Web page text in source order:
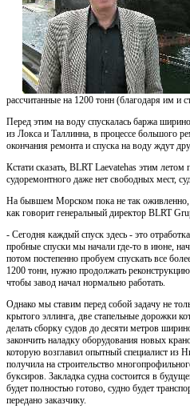
рассчитанные на 1200 тонн (благодаря им и
Перед этим на воду спускалась баржа
из Локса и Таллинна, в процессе большого
окончания ремонта и спуска на воду ждут
Кстати сказать, BLRT Laevatehas этим
судоремонтного даже нет свободных мест,
На бывшем Морском пока не так оживленно,
как говорит генеральный директор BLRT
- Сегодня каждый спуск здесь - это
пробные спуски мы начали где-то в июне,
потом постепенно пробуем спускать все
1200 тонн, нужно продолжать
чтобы завод начал нормально работать.
Однако мы ставим перед собой задачу не
крытого эллинга, две стапельные дорожки
делать сборку судов до десяти метров
закончить наладку оборудования новых
которую возглавил опытный специалист из
получила на cтроительство
буксиров. Закладка судна состоится в
будет полностью готово, судно будет
передано заказчику.